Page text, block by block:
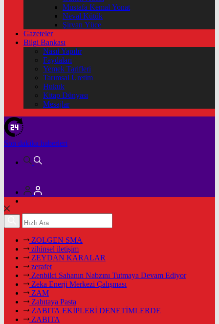
Mustafa Kemal Yonat
Neval Kütük
Şirvan Yüce
Gazeteler
Bilgi Bankası
Nasıl Yapılır
Faydaları
Yemek Tarifleri
Tarımsal Üretim
Hukuk
Kitap Dünyası
Mesajlar
Son dakika haberleri
ZOLGEN SMA
zihinsel iletişim
ZEYDAN KARALAR
zerafet
Zenbilci Sahanın Nabzını Tutmaya Devam Ediyor
Zeka Enerji Merkezi Çalışması
ZAM
Zabıtaya Pasta
ZABITA EKİPLERİ DENETİMLERDE
ZABITA